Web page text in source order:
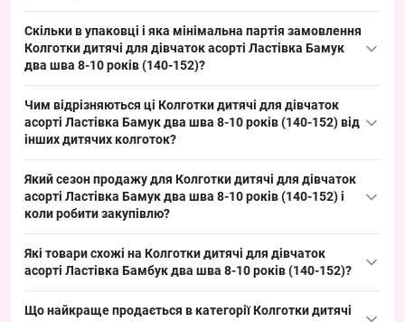
асортименту.
підходить дітям цієї вікової групи. Це ходовий дитячий розмір,
який закриває стандартний попит у сезон весна/осінь і зручно
Скільки в упаковці і яка мінімальна партія замовлення
Колготки дитячі для дівчаток асорті Ластівка Бамук
два шва 8-10 років (140-152)?
упаковка; замовляючи упаковкою, ви отримуєте зручну
одиницю для роздрібної реалізації та поповнення товарного
Чим відрізняються ці Колготки дитячі для дівчаток
асорті Ластівка Бамук два шва 8-10 років (140-152) від
інших дитячих колготок?
конструкцією «два шва», що характерно для демісезонного
асортименту весна/осінь; матеріал і крій підходять під
додає бюджетний і ходовий варіант у викладку, що закриває
базовий попит на сезон.
Який сезон продажу для Колготки дитячі для дівчаток
асорті Ластівка Бамук два шва 8-10 років (140-152) і
коли робити закупівлю?
Рекомендується робити закупівлю за 4–6 тижнів до піку
швидкий обіг товару в торгових точках.
Які товари схожі на Колготки дитячі для дівчаток
асорті Ластівка Бамбук два шва 8-10 років (140-152)?
Що найкраще продається в категоріїКолготки дитячі